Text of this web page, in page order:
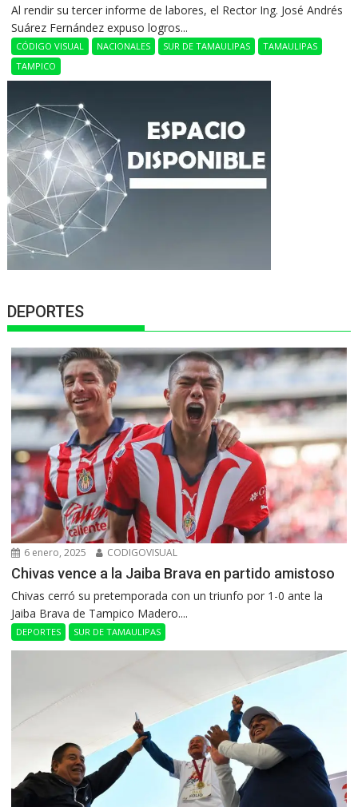
Al rendir su tercer informe de labores, el Rector Ing. José Andrés
Suárez Fernández expuso logros...
CÓDIGO VISUAL NACIONALES SUR DE TAMAULIPAS
TAMAULIPAS
TAMPICO
DEPORTES
6 enero, 2025 CODIGOVISUAL
Chivas vence a la Jaiba Brava en partido amistoso
Chivas cerró su pretemporada con un triunfo por 1-0 ante la
Jaiba Brava de Tampico Madero....
DEPORTES SUR DE TAMAULIPAS